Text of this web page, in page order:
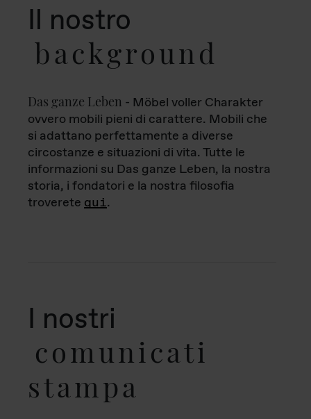
Il nostro
background
Das ganze Leben - Möbel voller Charakter
ovvero mobili pieni di carattere. Mobili che
si adattano perfettamente a diverse
circostanze e situazioni di vita. Tutte le
informazioni su Das ganze Leben, la nostra
storia, i fondatori e la nostra filosofia
troverete qui.
I nostri
comunicati
stampa